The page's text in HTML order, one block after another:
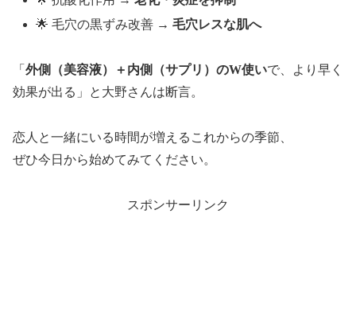
🌟 毛穴の黒ずみ改善 →毛穴レスな肌へ
「 外側（美容液）＋内側（サプリ）のW使いで、より早く
効果が出る」と大野さんは断言。
恋人と一緒にいる時間が増えるこれからの季節、
ぜひ今日から始めてみてください。
スポンサーリンク